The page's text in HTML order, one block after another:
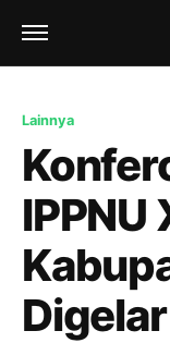
Lainnya
IPPNU
Digelar